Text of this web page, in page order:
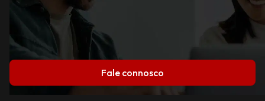
Fale connosco